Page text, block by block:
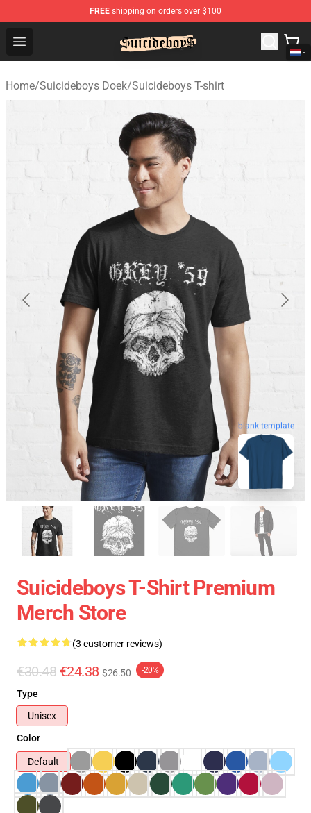
FREE shipping on orders over $100
Open menu
$uicideboy$ Shop - Official $uicideboy$ Merchandise
Home/Suicideboys Doek/Suicideboys T-shirt
blank template
Suicideboys T-Shirt Premium
Merch Store
(3 customer reviews)
€30.48 €24.38 $26.50 -20%
Type
Unisex
Color
Default